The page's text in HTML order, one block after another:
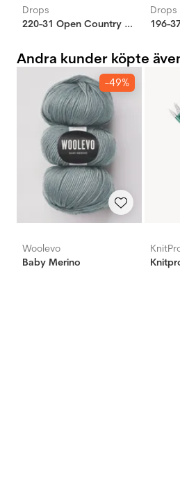
Drops
220-31 Open Country kjol
Drops
Andra kunder köpte
-49%
Woolevo
Baby Merino ‎